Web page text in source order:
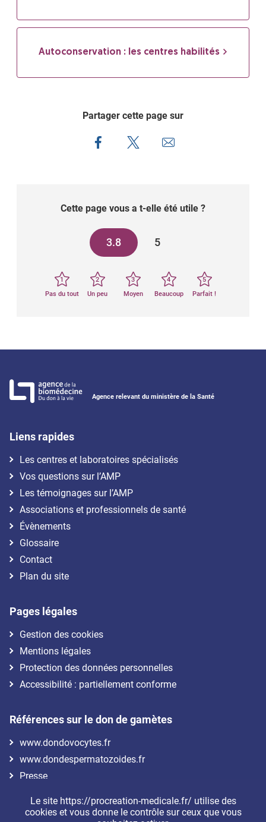
Le site https://procreation-medicale.fr/ utilise des
cookies et vous donne le contrôle sur ceux que vous
Autoconservation : les centres habilités
Partager cette page sur
Cette page vous a t-elle été utile ?
3.8 5
1
Pas du tout
2
Un peu
3
Moyen
4
Beaucoup
5
Parfait !
Agence relevant du ministère de la Santé
Liens rapides
Les centres et laboratoires spécialisés
Vos questions sur l’AMP
Les témoignages sur l’AMP
Associations et professionnels de santé
Évènements
Glossaire
Contact
Plan du site
Pages légales
Gestion des cookies
Mentions légales
Protection des données personnelles
Accessibilité : partiellement conforme
Références sur le don de gamètes
www.dondovocytes.fr
www.dondespermatozoides.fr
Presse
Nous suivre